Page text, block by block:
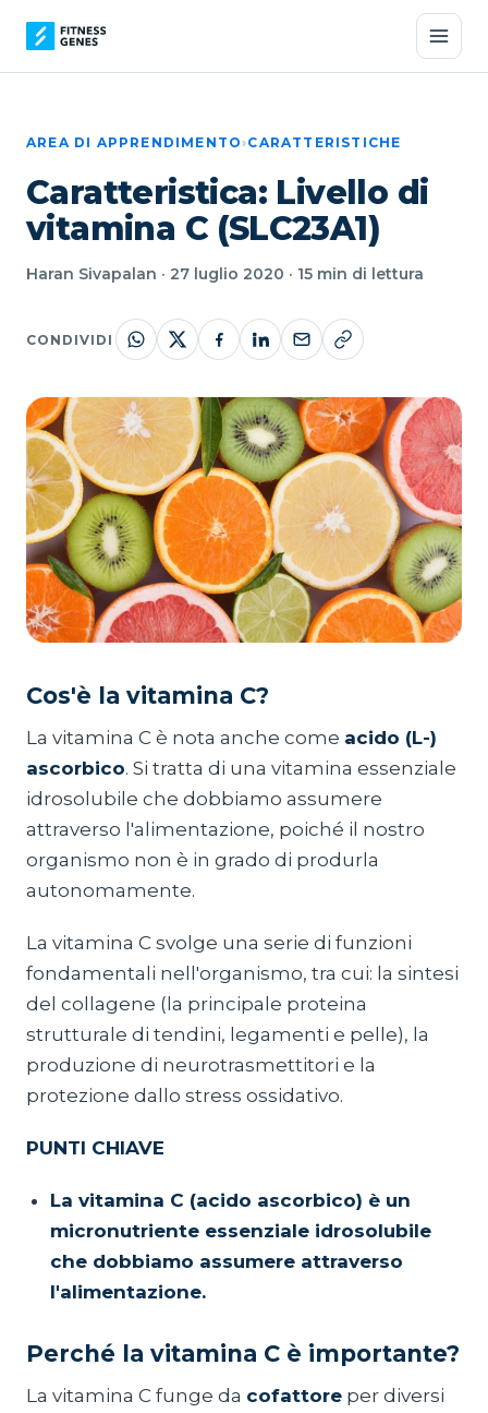
AREA DI APPRENDIMENTO›CARATTERISTICHE
Caratteristica: Livello di
vitamina C (SLC23A1)
Haran Sivapalan · 27 luglio 2020 · 15 min di lettura
CONDIVIDI
Cos'è la vitamina C?
La vitamina C è nota anche come acido (L-)
ascorbico. Si tratta di una vitamina essenziale
idrosolubile che dobbiamo assumere
attraverso l'alimentazione, poiché il nostro
organismo non è in grado di produrla
autonomamente.
La vitamina C svolge una serie di funzioni
fondamentali nell'organismo, tra cui: la sintesi
del collagene (la principale proteina
strutturale di tendini, legamenti e pelle), la
produzione di neurotrasmettitori e la
protezione dallo stress ossidativo.
PUNTI CHIAVE
La vitamina C (acido ascorbico) è un
micronutriente essenziale idrosolubile
che dobbiamo assumere attraverso
l'alimentazione.
Perché la vitamina C è importante?
La vitamina C funge da cofattore per diversi